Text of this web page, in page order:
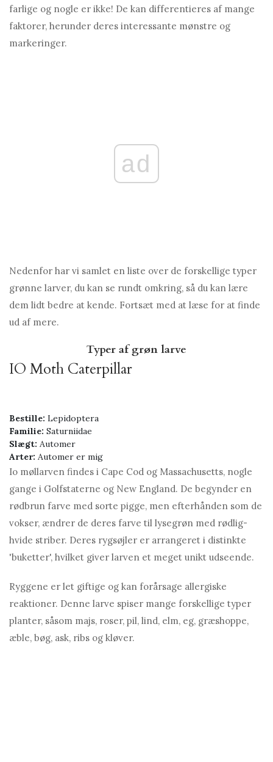
farlige og nogle er ikke! De kan differentieres af mange
faktorer, herunder deres interessante mønstre og
markeringer.
ad
Nedenfor har vi samlet en liste over de forskellige typer
grønne larver, du kan se rundt omkring, så du kan lære
dem lidt bedre at kende. Fortsæt med at læse for at finde
ud af mere.
Typer af grøn larve
IO Moth Caterpillar
Bestille: Lepidoptera
Familie: Saturniidae
Slægt: Automer
Arter: Automer er mig
Io møllarven findes i Cape Cod og Massachusetts, nogle
gange i Golfstaterne og New England. De begynder en
rødbrun farve med sorte pigge, men efterhånden som de
vokser, ændrer de deres farve til lysegrøn med rødlig-
hvide striber. Deres rygsøjler er arrangeret i distinkte
'buketter', hvilket giver larven et meget unikt udseende.
Ryggene er let giftige og kan forårsage allergiske
reaktioner. Denne larve spiser mange forskellige typer
planter, såsom majs, roser, pil, lind, elm, eg, græshoppe,
æble, bøg, ask, ribs og kløver.